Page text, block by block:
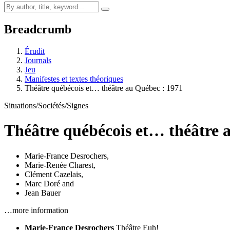
Breadcrumb
Érudit
Journals
Jeu
Manifestes et textes théoriques
Théâtre québécois et… théâtre au Québec : 1971
Situations/Sociétés/Signes
Théâtre québécois et… théâtre
Marie-France Desrochers,
Marie-Renée Charest,
Clément Cazelais,
Marc Doré and
Jean Bauer
…more information
Marie-France Desrochers Théâtre Euh!